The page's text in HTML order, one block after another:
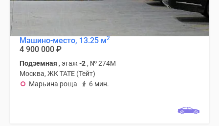
Машино-место, 13.25 м2
4 900 000 ₽
Подземная , этаж -2 , № 274М
Москва, ЖК TATE (Тейт)
Марьина роща
6 мин.